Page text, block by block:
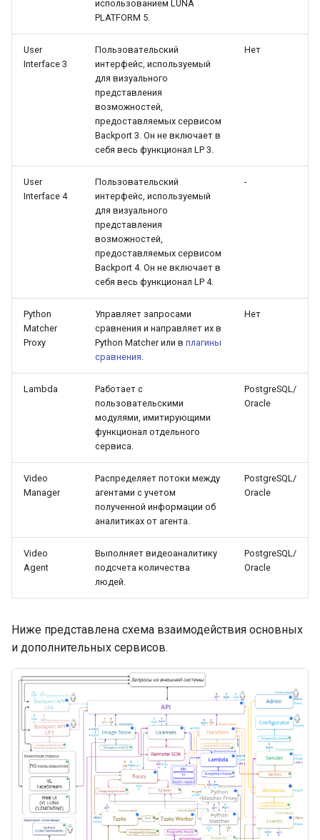
LUNA PLATFORM v.5.2.0
LUNA PLATFORM v.5.1.3
LUNA PLATFORM v.5.1.2
LUNA PLATFORM v.5.1.1
использованием LUNA
PLATFORM 5.
User
Interface 3
Пользовательский
интерфейс, используемый
для визуального
представления
возможностей,
предоставляемых сервисом
Backport 3. Он не включает в
себя весь функционал LP 3.
Нет
User
Interface 4
Пользовательский
интерфейс, используемый
для визуального
представления
возможностей,
предоставляемых сервисом
Backport 4. Он не включает в
себя весь функционал LP 4.
-
Python
Matcher
Proxy
Управляет запросами
сравнения и направляет их в
Python Matcher или в плагины
сравнения.
Нет
Lambda
Работает с
пользовательскими
модулями, имитирующими
функционал отдельного
сервиса.
PostgreSQL/
Oracle
Video
Manager
Распределяет потоки между
агентами с учетом
полученной информации об
аналитиках от агента.
PostgreSQL/
Oracle
Video
Agent
Выполняет видеоаналитику
подсчета количества
людей.
PostgreSQL/
Oracle
Ниже представлена схема взаимодействия основных
и дополнительных сервисов.